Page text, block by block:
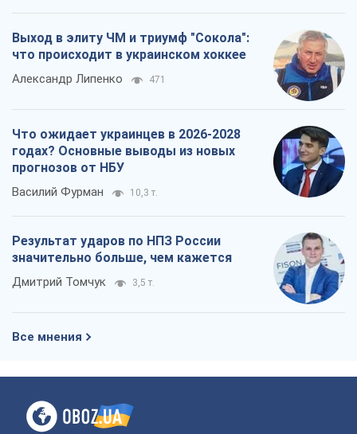
Выход в элиту ЧМ и триумф "Сокола":
что происходит в украинском хоккее
Александр Липенко 471
Что ожидает украинцев в 2026-2028
годах? Основные выводы из новых
прогнозов от НБУ
Василий Фурман 10,3 т.
Результат ударов по НПЗ России
значительно больше, чем кажется
Дмитрий Томчук 3,5 т.
Все мнения